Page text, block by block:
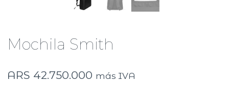
Mochila Smith
ARS 42.750.000 más IVA